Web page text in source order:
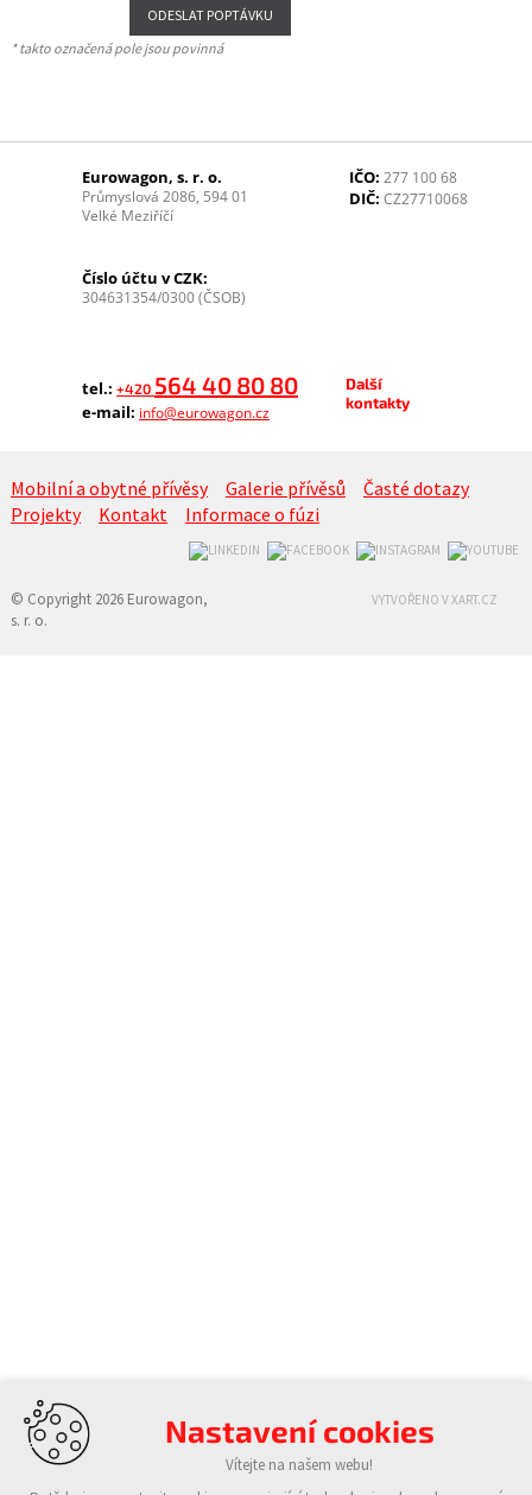
* takto označená pole jsou povinná
Eurowagon, s. r. o.
Průmyslová 2086, 594 01
Velké Meziříčí
IČO: 277 100 68
DIČ: CZ27710068
Číslo účtu v CZK:
304631354/0300 (ČSOB)
tel.: +420 564 40 80 80
e-mail: info@eurowagon.cz
Další
kontakty
Mobilní a obytné přívěsy Galerie přívěsů
Časté dotazy
Projekty
Kontakt Informace o fúzi
© Copyright 2026 Eurowagon,
s. r. o.
VYTVOŘENO V XART.CZ
Nastavení cookies
Vítejte na našem webu!